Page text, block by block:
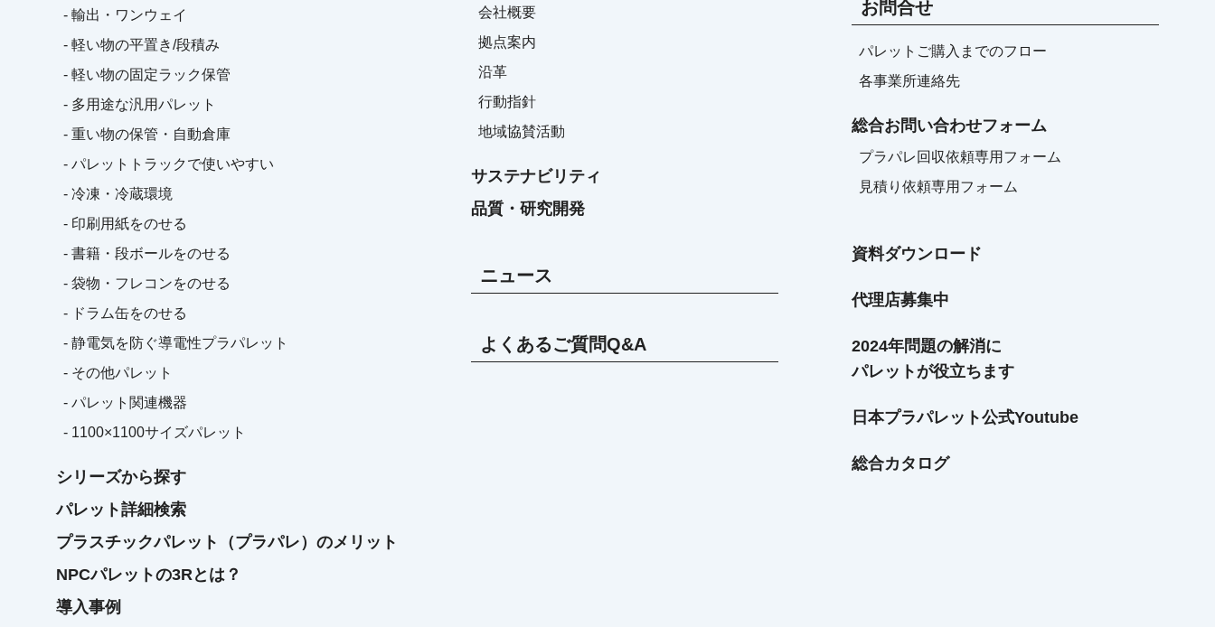
- 輸出・ワンウェイ
- 軽い物の平置き/段積み
- 軽い物の固定ラック保管
- 多用途な汎用パレット
- 重い物の保管・自動倉庫
- パレットトラックで使いやすい
- 冷凍・冷蔵環境
- 印刷用紙をのせる
- 書籍・段ボールをのせる
- 袋物・フレコンをのせる
- ドラム缶をのせる
- 静電気を防ぐ導電性プラパレット
- その他パレット
- パレット関連機器
- 1100×1100サイズパレット
シリーズから探す
パレット詳細検索
プラスチックパレット（プラパレ）のメリット
NPCパレットの3Rとは？
導入事例
会社概要
拠点案内
沿革
行動指針
地域協賛活動
サステナビリティ
品質・研究開発
ニュース
よくあるご質問Q&A
お問合せ
パレットご購入までのフロー
各事業所連絡先
総合お問い合わせフォーム
プラパレ回収依頼専用フォーム
見積り依頼専用フォーム
資料ダウンロード
代理店募集中
2024年問題の解消に
パレットが役立ちます
日本プラパレット公式Youtube
総合カタログ